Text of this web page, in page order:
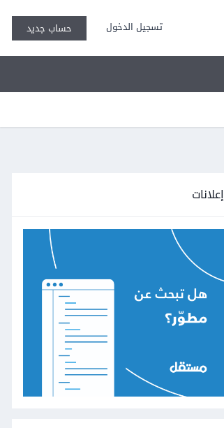
تسجيل الدخول حساب جديد
إعلانات